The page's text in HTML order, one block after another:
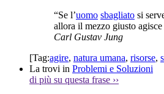
“Se l’uomo sbagliato si
allora il mezzo giusto
Carl Gustav Jung
[Tag:agire, natura umana, risorse,
La trovi in Problemi e Soluzioni
di più su questa frase ››